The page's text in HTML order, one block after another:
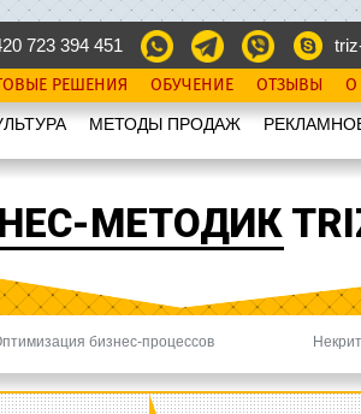
723 394 451
РЕШЕНИЯ ОБУЧЕНИЕ ОТЗЫВЫ О
МЕТОДЫ ПРОДАЖ
МЕТОДИК
бизнес-процессов
Next